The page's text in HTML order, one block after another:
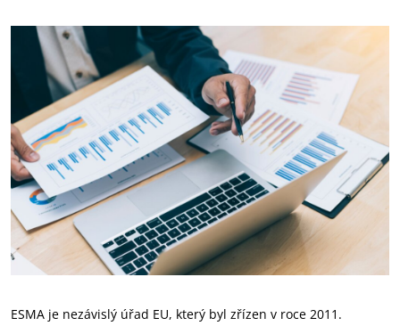
ESMA je nezávislý úřad EU, který byl zřízen v roce 2011.